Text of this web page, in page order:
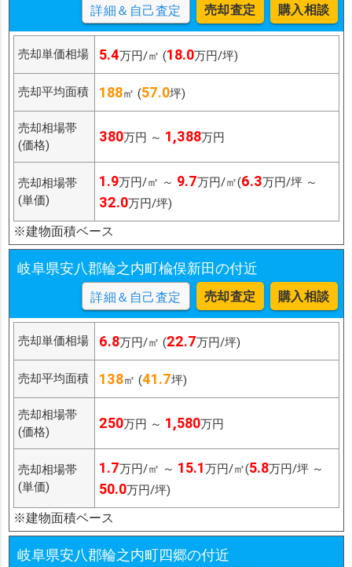
詳細＆自己査定 売却査定 購入相談
売却単価相場 5.4万円/㎡ (18.0万円/坪)
売却平均面積 188㎡ (57.0坪)
売却相場帯
(価格)
380万円 ～ 1,388万円
売却相場帯
(単価)
1.9万円/㎡ ～ 9.7万円/㎡(6.3万円/坪 ～
32.0万円/坪)
※建物面積ベース
岐阜県安八郡輪之内町楡俣新田の付近
詳細＆自己査定 売却査定 購入相談
売却単価相場 6.8万円/㎡ (22.7万円/坪)
売却平均面積 138㎡ (41.7坪)
売却相場帯
(価格)
250万円 ～ 1,580万円
売却相場帯
(単価)
1.7万円/㎡ ～ 15.1万円/㎡(5.8万円/坪 ～
50.0万円/坪)
※建物面積ベース
岐阜県安八郡輪之内町四郷の付近